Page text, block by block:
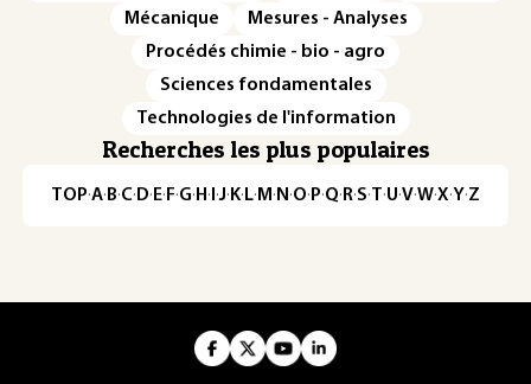
Mécanique
Mesures - Analyses
Procédés chimie - bio - agro
Sciences fondamentales
Technologies de l'information
Recherches les plus populaires
TOP·A·B·C· D· E· F·G· H · ·J· K· L· M · N ·O· P·Q· R·S·T·U·V·W·X·Y·Z